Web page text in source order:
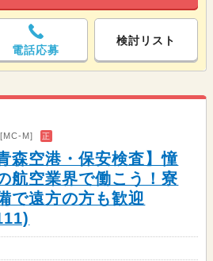
電話応募
検討リスト
M] 正
青森空港・保安検査】憧
航空業界で働こう！寮
で遠方の方も歓迎